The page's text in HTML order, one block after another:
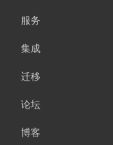
服务
集成
迁移
论坛
博客